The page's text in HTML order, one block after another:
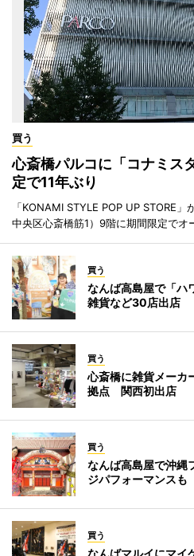
買う
心斎橋パルコに「コナミ
定で11年ぶり
「KONAMI STYLE POP UP STORE
中央区心斎橋筋1）9階に期間限定でオ
買う
なんば高島屋で「ハ
雑貨など30店出店
買う
心斎橋に雑貨メーカ
拠点 関西初出店
買う
なんば高島屋で沖
ジパフォーマンスも
買う
なんばマルイにマイ